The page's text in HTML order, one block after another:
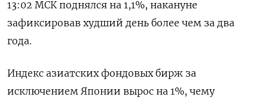
13:02 МСК поднялся на 1,1%, накануне
зафиксировав худший день более чем за два
года.
Индекс азиатских фондовых бирж за
исключением Японии вырос на 1%, чему